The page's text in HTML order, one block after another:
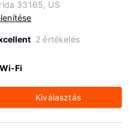
33165, US
2 értékelés
Fi
Kiválasztás